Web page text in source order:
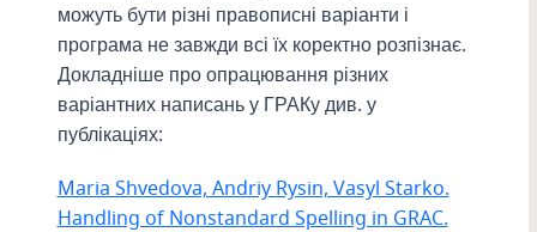
можуть бути різні правописні варіанти і
програма не завжди всі їх коректно розпізнає.
Докладніше про опрацювання різних
варіантних написань у ГРАКу див. у
публікаціях:
Maria Shvedova, Andriy Rysin, Vasyl Starko.
Handling of Nonstandard Spelling in GRAC.